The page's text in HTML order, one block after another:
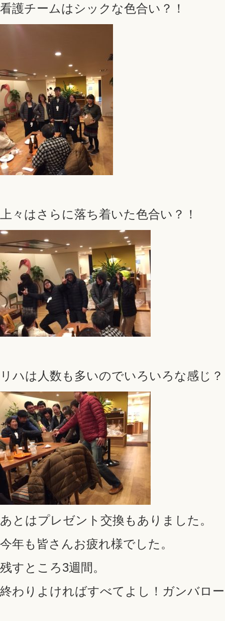
看護チームはシックな色合い？！
上々はさらに落ち着いた色合い？！
リハは人数も多いのでいろいろな感じ？
あとはプレゼント交換もありました。
今年も皆さんお疲れ様でした。
残すところ3週間。
終わりよければすべてよし！ガンバロ